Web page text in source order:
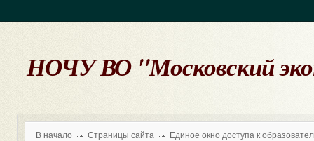
НОЧУ ВО "Московский
В начало Страницы сайта Единое окно доступа к